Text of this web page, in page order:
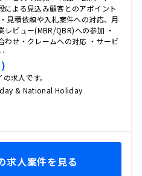
による見込み顧客とのアポイント
見積依頼や入札案件への対応、月
レビュー(MBR/QBR)への参加 ・
わせ・クレームへの対応 ・サービ
求人です。
& National Holiday
求人案件を見る